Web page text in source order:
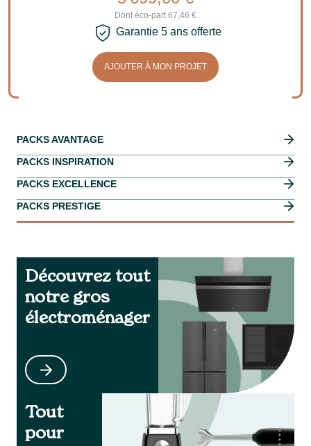
Dont éco-part 67,46 €
Garantie 5 ans offerte
AJOUTER À MON PROJET
PACKS AVANTAGE
PACKS INSPIRATION
PACKS EXCELLENCE
PACKS PRESTIGE
Découvrez tout
notre gros
électroménager
Tout
pour